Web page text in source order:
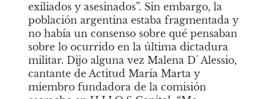
exiliados y asesinados”. Sin embargo, la
población argentina estaba fragmentada y
no había un consenso sobre qué pensaban
sobre lo ocurrido en la última dictadura
militar. Dijo alguna vez Malena D´ Alessio,
cantante de Actitud María Marta y
miembro fundadora de la comisión